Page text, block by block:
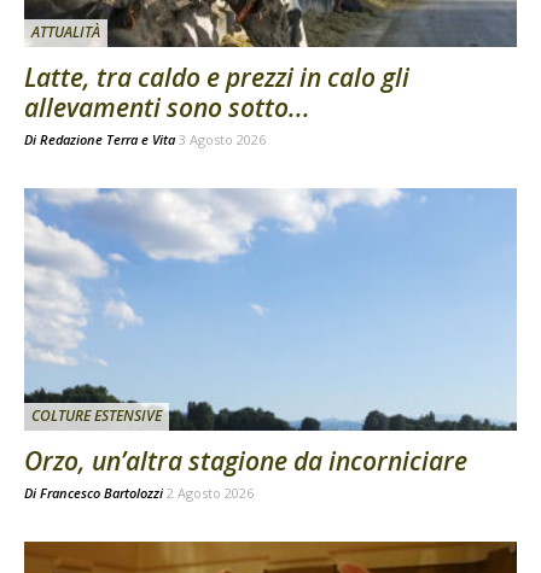
ATTUALITÀ
Latte, tra caldo e prezzi in calo gli
allevamenti sono sotto...
Di Redazione Terra e Vita 3 Agosto 2026
COLTURE ESTENSIVE
Orzo, un’altra stagione da incorniciare
Di Francesco Bartolozzi 2 Agosto 2026